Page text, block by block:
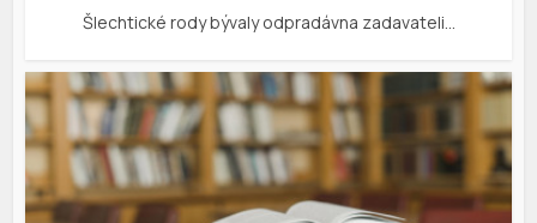
Šlechtické rody bývaly odpradávna zadavateli…